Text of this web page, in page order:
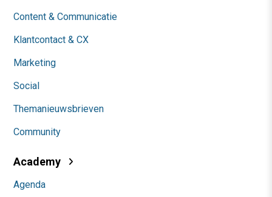
Content & Communicatie
Klantcontact & CX
Marketing
Social
Themanieuwsbrieven
Community
Academy
Agenda